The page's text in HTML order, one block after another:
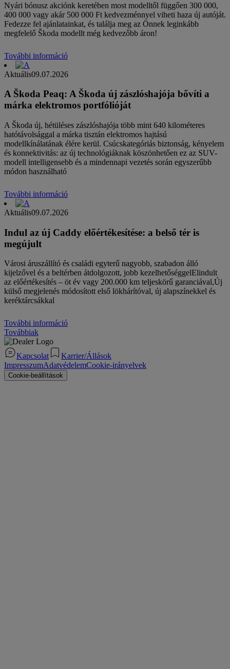
Nyári bónusz akciónk keretében most modelltől függően 300 000,
400 000 vagy akár 500 000 Ft kedvezménnyel viheti haza új autóját.
Fedezze fel ajánlatainkat, és találja meg az Önnek leginkább
megfelelő Škoda modellt még kedvezőbb áron!
További információ
Aktuális09.07.2026
A Škoda Peaq: A Škoda új zászlóshajója bővíti a
márka elektromos portfólióját
A Škoda új, hétüléses zászlóshajója több mint 640 kilométeres
hatótávolsággal a márka tisztán elektromos hajtású
modellkínálatának élére kerül. Csúcskategóriás biztonság, kényelem
és konnektivitás: az új technológiáknak köszönhetően ez az SUV-
modell intelligensebb és a mindennapi vezetés során egyszerűbb
módon használható
További információ
Aktuális09.07.2026
Indul az új Caddy előértékesítése: a belső tér is
megújult
Városi áruszállító és családi egyterű nagyobb, szabadon álló
kijelzővel és a beltérben átdolgozott, jobb kezelhetőséggelElindult
az előértékesítés – öt év vagy 200.000 km teljeskörű garanciával,Új
külső megjelenés módosított első lökhárítóval, új alapszínekkel és
keréktárcsákkal
További információ
Továbbiak
Kapcsolat
Karrier/Állások
ImpresszumAdatvédelemCookie-irányelvek
Cookie-beállítások